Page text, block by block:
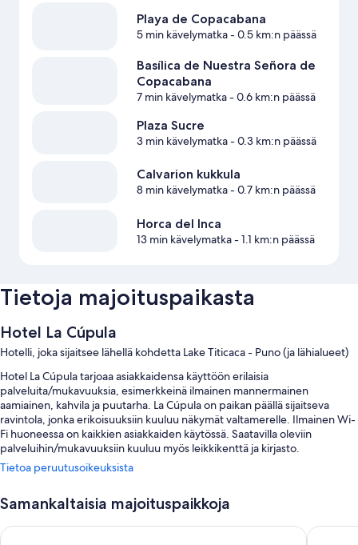
Playa de Copacabana
5 min kävelymatka- 0.5 km:n päässä
Basílica de Nuestra Señora de
Copacabana
7 min kävelymatka- 0.6 km:n päässä
Plaza Sucre
3 min kävelymatka- 0.3 km:n päässä
Calvarion kukkula
8 min kävelymatka- 0.7 km:n päässä
Horca del Inca
13 min kävelymatka- 1.1 km:n päässä
Tietoja majoituspaikasta
Hotel La Cúpula
Hotelli, joka sijaitsee lähellä kohdetta Lake Titicaca - Puno (ja lähialueet)
Hotel La Cúpula tarjoaa asiakkaidensa käyttöön erilaisia
palveluita/mukavuuksia, esimerkkeinä ilmainen mannermainen
aamiainen, kahvila ja puutarha. La Cúpula on paikan päällä sijaitseva
ravintola, jonka erikoisuuksiin kuuluu näkymät valtamerelle. Ilmainen Wi-
Fi huoneessa on kaikkien asiakkaiden käytössä. Saatavilla oleviin
palveluihin/mukavuuksiin kuuluu myös leikkikenttä ja kirjasto.
Muihin etuihin kuuluvat:
Ilmainen omatoiminen pysäköinti
Kiertoajelu-/lippupalvelu, concierge-palvelut ja tallelokero
Tietoa peruutusoikeuksista
Samankaltaisia majoituspaikkoja
Mia Posada Copacabana Hotel